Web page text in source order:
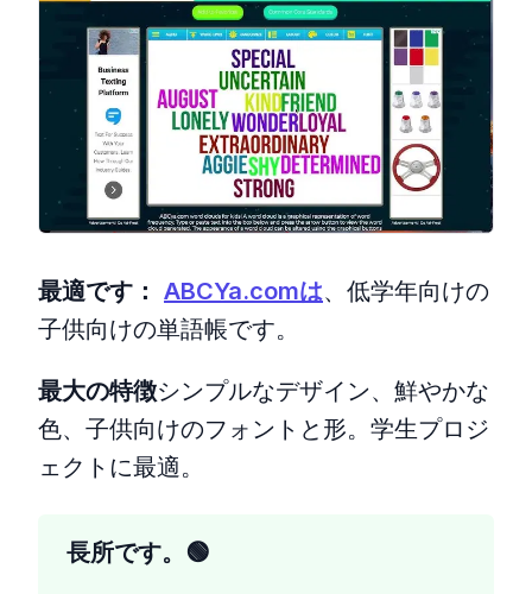
最適です： ABCYa.comは、低学年向けの
子供向けの単語帳です。
最大の特徴シンプルなデザイン、鮮やかな
色、子供向けのフォントと形。学生プロジ
ェクトに最適。
長所です。